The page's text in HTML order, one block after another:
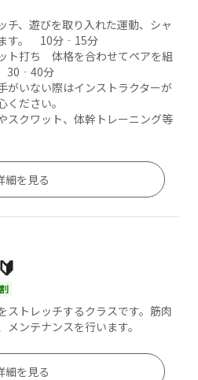
、遊びを取り入れた運動、シャ
ます。 10分‐15分
ト打ち 体格を合わせてペアを組
30‐40分
いない際はインストラクターが
ださい。
クワット、体幹トレーニング等
細を見る
ストレッチするクラスです。筋肉
ンテナンスを行います。
細を見る